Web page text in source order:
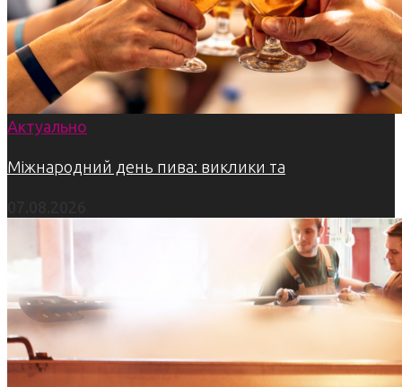
Актуально
Міжнародний день пива: виклики та